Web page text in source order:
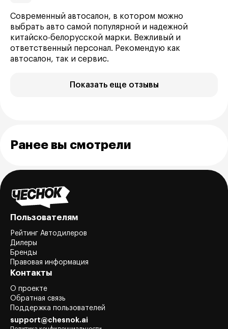
Современный автосалон, в котором можно
выбрать авто самой популярной и надежной
китайско-белорусской марки. Вежливый и
ответственный персонал. Рекомендую как
автосалон, так и сервис.
Показать еще отзывы
Ранее вы смотрели
Пользователям
Рейтинг Автодилеров
Дилеры
Бренды
Правовая информация
Контакты
О проекте
Обратная связь
Поддержка пользователей
support@chesnok.ai